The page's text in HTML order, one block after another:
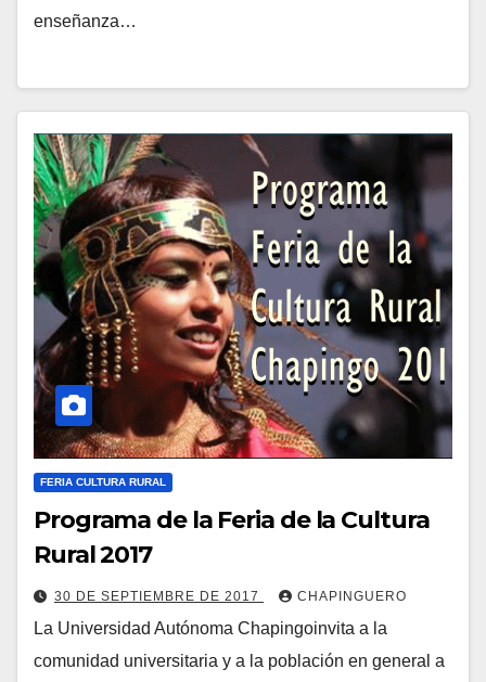
enseñanza…
FERIA CULTURA RURAL
Programa de la Feria de la Cultura
Rural 2017
30 DE SEPTIEMBRE DE 2017 CHAPINGUERO
La Universidad Autónoma Chapingoinvita a la
comunidad universitaria y a la población en general a